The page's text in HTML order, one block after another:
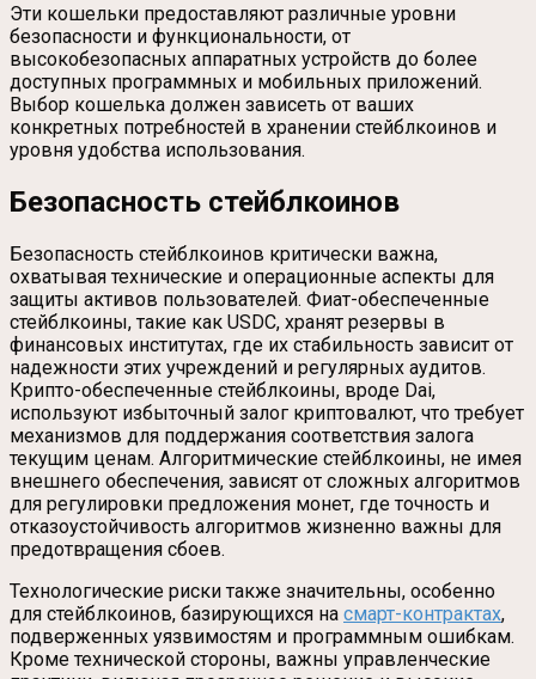
Эти кошельки предоставляют различные уровни
безопасности и функциональности, от
высокобезопасных аппаратных устройств до более
доступных программных и мобильных приложений.
Выбор кошелька должен зависеть от ваших
конкретных потребностей в хранении стейблкоинов и
уровня удобства использования.
Безопасность стейблкоинов
Безопасность стейблкоинов критически важна,
охватывая технические и операционные аспекты для
защиты активов пользователей. Фиат-обеспеченные
стейблкоины, такие как USDC, хранят резервы в
финансовых институтах, где их стабильность зависит от
надежности этих учреждений и регулярных аудитов.
Крипто-обеспеченные стейблкоины, вроде Dai,
используют избыточный залог криптовалют, что требует
механизмов для поддержания соответствия залога
текущим ценам. Алгоритмические стейблкоины, не имея
внешнего обеспечения, зависят от сложных алгоритмов
для регулировки предложения монет, где точность и
отказоустойчивость алгоритмов жизненно важны для
предотвращения сбоев.
Технологические риски также значительны, особенно
для стейблкоинов, базирующихся на смарт-контрактах,
подверженных уязвимостям и программным ошибкам.
Кроме технической стороны, важны управленческие